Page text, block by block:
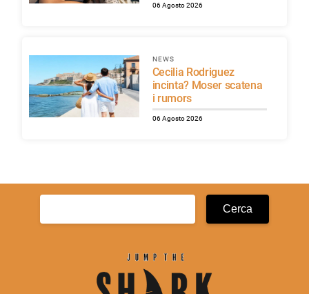
06 Agosto 2026
NEWS
Cecilia Rodriguez
incinta? Moser scatena
i rumors
06 Agosto 2026